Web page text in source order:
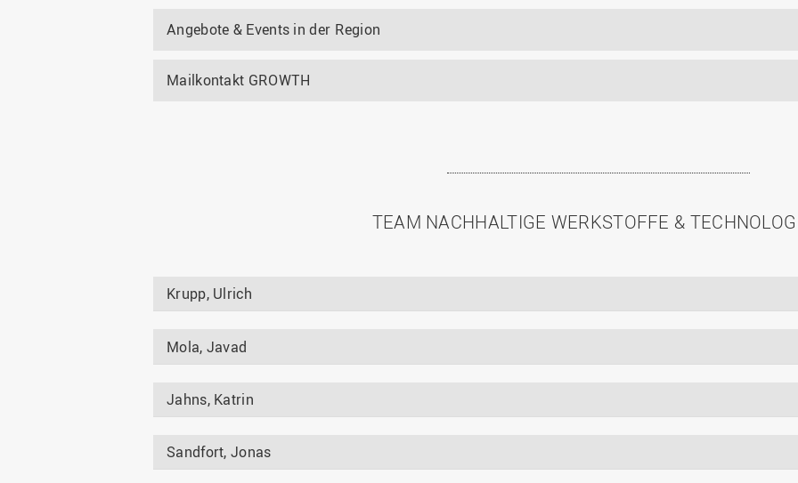
Angebote & Events in der Region
Mailkontakt GROWTH
TEAM NACHHALTIGE WERKSTOFFE &
Krupp, Ulrich
Mola, Javad
Jahns, Katrin
Sandfort, Jonas